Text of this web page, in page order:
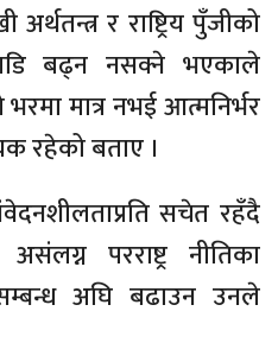
र राष्ट्रिय पुँजीको
बढ्न नसक्ने भएकाले
मात्र नभई आत्मनिर्भर
रहेको बताए ।
सचेत रहँदै
परराष्ट्र नीतिका
सम्बन्ध अघि बढाउन उनले